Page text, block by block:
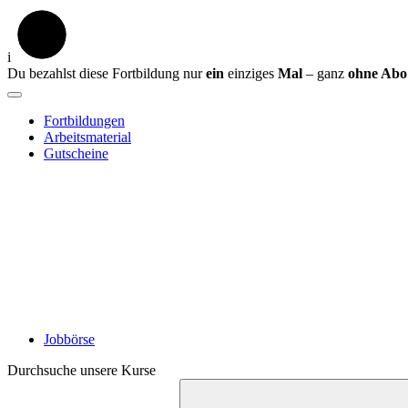
i
Du bezahlst diese Fortbildung nurein einziges Mal – ganz ohne Abo
Fortbildungen
Arbeitsmaterial
Gutscheine
Jobbörse
Durchsuche unsere Kurse